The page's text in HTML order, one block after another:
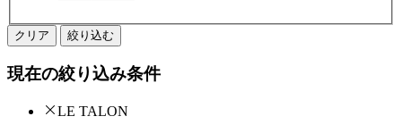
クリア 絞り込む
現在の絞り込み条件
LE TALON